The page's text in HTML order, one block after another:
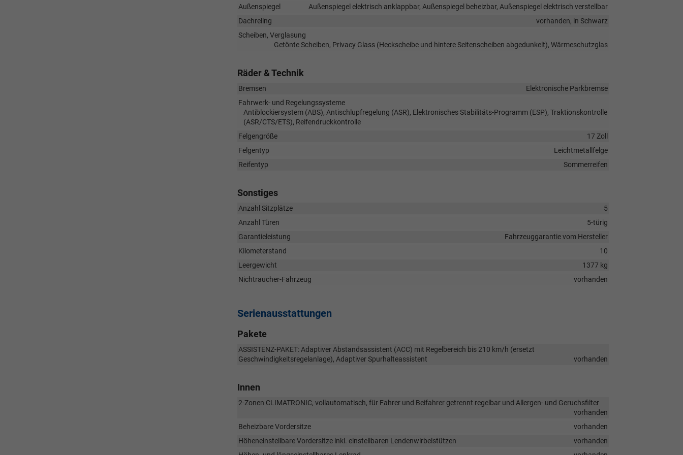
Außenspiegel
Außenspiegel elektrisch anklappbar, Außenspiegel beheizbar, Außenspiegel elektrisch verstellbar
Dachreling
vorhanden, in Schwarz
Scheiben, Verglasung
Getönte Scheiben, Privacy Glass (Heckscheibe und hintere Seitenscheiben abgedunkelt), Wärmeschutzglas
Räder & Technik
Bremsen
Elektronische Parkbremse
Fahrwerk- und Regelungssysteme
Antiblockiersystem (ABS), Antischlupfregelung (ASR), Elektronisches Stabilitäts-Programm (ESP), Traktionskontrolle
(ASR/CTS/ETS), Reifendruckkontrolle
Felgengröße
17 Zoll
Felgentyp
Leichtmetallfelge
Reifentyp
Sommerreifen
Sonstiges
Anzahl Sitzplätze
5
Anzahl Türen
5-türig
Garantieleistung
Fahrzeuggarantie vom Hersteller
Kilometerstand
10
Leergewicht
1377 kg
Nichtraucher-Fahrzeug
vorhanden
Serienausstattungen
Pakete
ASSISTENZ-PAKET: Adaptiver Abstandsassistent (ACC) mit Regelbereich bis 210 km/h (ersetzt
Geschwindigkeitsregelanlage), Adaptiver Spurhalteassistent
vorhanden
Innen
2-Zonen CLIMATRONIC, vollautomatisch, für Fahrer und Beifahrer getrennt regelbar und Allergen- und Geruchsfilter
vorhanden
Beheizbare Vordersitze
vorhanden
Höheneinstellbare Vordersitze inkl. einstellbaren Lendenwirbelstützen
vorhanden